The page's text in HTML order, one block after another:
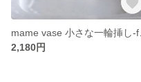
2,180円